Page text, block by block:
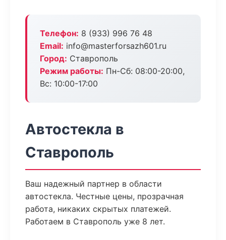
Телефон: 8 (933) 996 76 48
Email: info@masterforsazh601.ru
Город: Ставрополь
Режим работы: Пн-Сб: 08:00-20:00,
Вс: 10:00-17:00
Автостекла в
Ставрополь
Ваш надежный партнер в области
автостекла. Честные цены, прозрачная
работа, никаких скрытых платежей.
Работаем в Ставрополь уже 8 лет.